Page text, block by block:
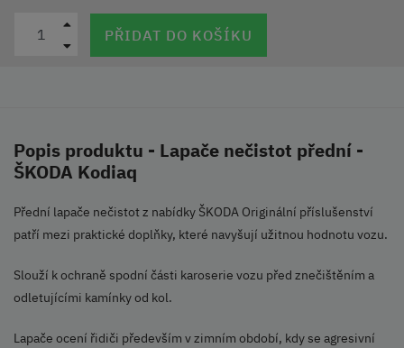
PŘIDAT DO KOŠÍKU
Popis produktu - Lapače nečistot přední -
ŠKODA Kodiaq
Přední lapače nečistot z nabídky ŠKODA Originální příslušenství
patří mezi praktické doplňky, které navyšují užitnou hodnotu vozu.
Slouží k ochraně spodní části karoserie vozu před znečištěním a
odletujícími kamínky od kol.
Lapače ocení řidiči především v zimním období, kdy se agresivní